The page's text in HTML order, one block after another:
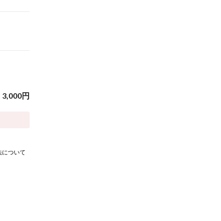
3,000円
について